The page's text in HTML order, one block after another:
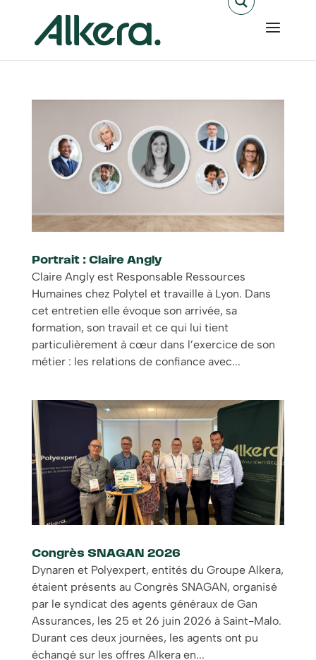
Portrait : Claire Angly
Claire Angly est Responsable Ressources
Humaines chez Polytel et travaille à Lyon. Dans
cet entretien elle évoque son arrivée, sa
formation, son travail et ce qui lui tient
particulièrement à cœur dans l’exercice de son
métier : les relations de confiance avec...
Congrès SNAGAN 2026
Dynaren et Polyexpert, entités du Groupe Alkera,
étaient présents au Congrès SNAGAN, organisé
par le syndicat des agents généraux de Gan
Assurances, les 25 et 26 juin 2026 à Saint-Malo.
Durant ces deux journées, les agents ont pu
échangé sur les offres Alkera en...